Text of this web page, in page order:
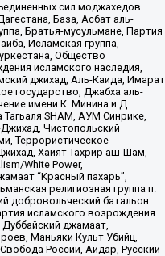
сил моджахедов
База, Асбат аль-
Братья-мусульмане, Партия
Исламская группа,
Общество
исламского наследия,
джихад, Аль-Каида, Имарат
государство, Джабха аль-
имени К. Минина и Д.
SHAM, АУМ Синрике,
Чистопольский
Террористическое
Хайят Тахрир аш-Шам,
White Power,
“Красный пахарь”,
религиозная группа п.
добровольческий батальон
исламского возрождения
джамаат,
Маньяки Культ Убийц,
России, Айдар, Русский